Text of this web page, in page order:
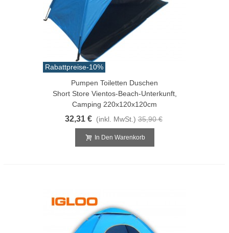
Rabattpreise-10%
Pumpen Toiletten Duschen
Short Store Vientos-Beach-Unterkunft,
Camping 220x120x120cm
32,31 € (inkl. MwSt.) 35,90 €
In Den Warenkorb